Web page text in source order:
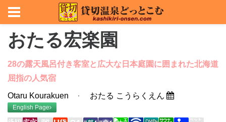
おたる宏楽園
28の露天風呂付き客室と広大な日本庭園に囲まれた北海道
屈指の人気宿
Otaru Kourakuen おたる こうらくえん
English Page